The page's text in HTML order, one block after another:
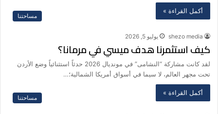
أكمل القراءة »
مساحتنا
shezo media يوليو 5, 2026
كيف استثمرنا هدف ميسي في مرمانا؟
لقد كانت مشاركة “النشامى” في مونديال 2026 حدثاً استثنائياً وضع الأردن
تحت مجهر العالم، لا سيما في أسواق أمريكا الشمالية؛…
أكمل القراءة »
مساحتنا